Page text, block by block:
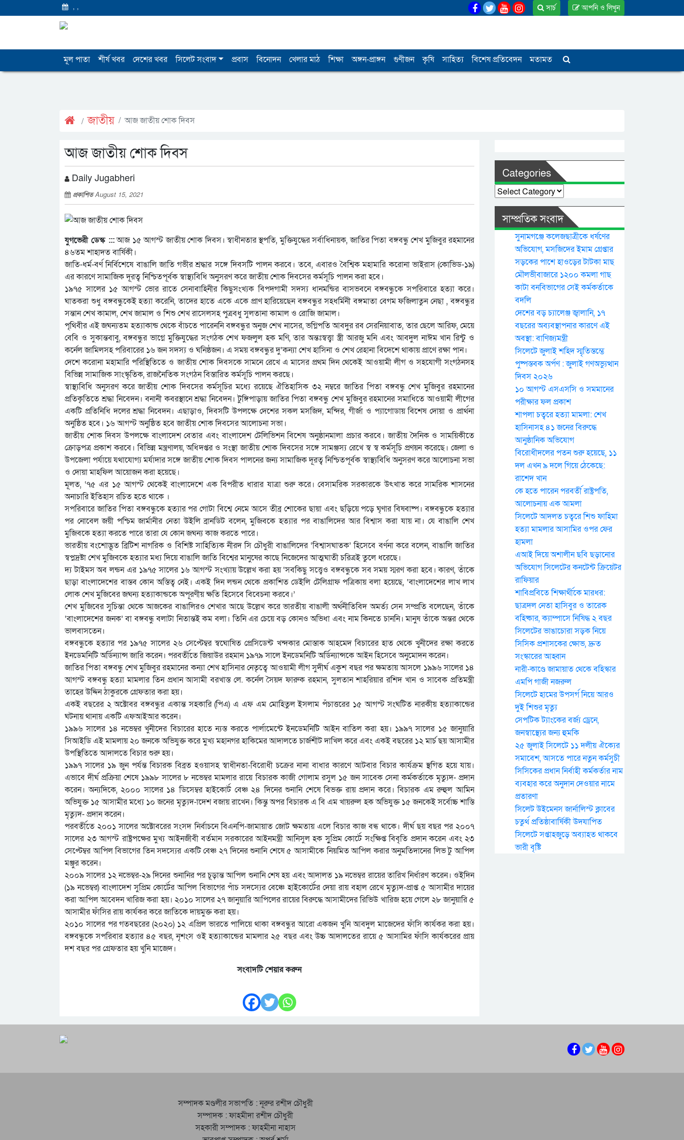
, , আপনি ও লিখুন
সার্চ
মূল পাতা শীর্ষ খবর দেশের খবর সিলেট সংবাদ প্রবাস বিনোদন খেলার মাঠ শিক্ষা অঙ্গন-প্রাঙ্গন গুণীজন কৃষি সাহিত্য বিশেষ প্রতিবেদন মতামত
জাতীয় আজ জাতীয় শোক দিবস
আজ জাতীয় শোক দিবস
Daily Jugabheri
প্রকাশিতAugust 15, 2021
যুগভেরী ডেস্ক :::আজ ১৫ আগস্ট জাতীয় শোক দিবস। স্বাধীনতার স্থপতি, মুক্তিযুদ্ধের সর্বাধিনায়ক, জাতির পিতা বঙ্গবন্ধু শেখ মুজিবুর রহমানের
৪৬তম শাহাদত বার্ষিকী।
জাতি-ধর্ম-বর্ণ নির্বিশেষে বাঙালি জাতি গভীর শ্রদ্ধার সঙ্গে দিবসটি পালন করবে। তবে, এবারও বৈশ্বিক মহামারি করোনা ভাইরাস (কোভিড-১৯)
এর কারণে সামাজিক দূরত্ব নিশ্চিতপূর্বক স্বাস্থ্যবিধি অনুসরণ করে জাতীয় শোক দিবসের কর্মসূচি পালন করা হবে।
১৯৭৫ সালের ১৫ আগস্ট ভোর রাতে সেনাবাহিনীর কিছুসংখ্যক বিপদগামী সদস্য ধানমন্ডির বাসভবনে বঙ্গবন্ধুকে সপরিবারে হত্যা করে।
ঘাতকরা শুধু বঙ্গবন্ধুকেই হত্যা করেনি, তাদের হাতে একে একে প্রাণ হারিয়েছেন বঙ্গবন্ধুর সহধর্মিনী বঙ্গমাতা বেগম ফজিলাতুন নেছা , বঙ্গবন্ধুর
সন্তান শেখ কামাল, শেখ জামাল ও শিশু শেখ রাসেলসহ পুত্রবধু সুলতানা কামাল ও রোজি জামাল।
পৃথিবীর এই জঘন্যতম হত্যাকান্ড থেকে বাঁচতে পারেননি বঙ্গবন্ধুর অনুজ শেখ নাসের, ভগ্নিপতি আবদুর রব সেরনিয়াবাত, তার ছেলে আরিফ, মেয়ে
বেবি ও সুকান্তবাবু, বঙ্গবন্ধুর ভাগ্নে মুক্তিযুদ্ধের সংগঠক শেখ ফজলুল হক মণি, তার অন্তঃস্বত্ত্বা স্ত্রী আরজু মনি এবং আবদুল নাঈম খান রিন্টু ও
কর্নেল জামিলসহ পরিবারের ১৬ জন সদস্য ও ঘনিষ্ঠজন। এ সময় বঙ্গবন্ধুর দু’কন্যা শেখ হাসিনা ও শেখ রেহানা বিদেশে থাকায় প্রাণে রক্ষা পান।
দেশে করোনা মহামারি পরিস্থিতিতে ও জাতীয় শোক দিবসকে সামনে রেখে এ মাসের প্রথম দিন থেকেই আওয়ামী লীগ ও সহযোগী সংগঠনসহ
বিভিন্ন সামাজিক সাংস্কৃতিক, রাজনৈতিক সংগঠন বিস্তারিত কর্মসূচি পালন করছে।
স্বাস্থ্যবিধি অনুসরণ করে জাতীয় শোক দিবসের কর্মসূচির মধ্যে রয়েছে ঐতিহাসিক ৩২ নম্বরে জাতির পিতা বঙ্গবন্ধু শেখ মুজিবুর রহমানের
প্রতিকৃতিতে শ্রদ্ধা নিবেদন। বনানী কবরস্থানে শ্রদ্ধা নিবেদন। টুঙ্গিপাড়ায় জাতির পিতা বঙ্গবন্ধু শেখ মুজিবুর রহমানের সমাধিতে আওয়ামী লীগের
একটি প্রতিনিধি দলের শ্রদ্ধা নিবেদন। এছাড়াও, দিবসটি উপলক্ষে দেশের সকল মসজিদ, মন্দির, গীর্জা ও প্যাগোডায় বিশেষ দোয়া ও প্রার্থনা
অনুষ্ঠিত হবে। ১৬ আগস্ট অনুষ্ঠিত হবে জাতীয় শোক দিবসের আলোচনা সভা।
জাতীয় শোক দিবস উপলক্ষে বাংলাদেশ বেতার এবং বাংলাদেশ টেলিভিশন বিশেষ অনুষ্ঠানমালা প্রচার করবে। জাতীয় দৈনিক ও সাময়িকীতে
ক্রোড়পত্র প্রকাশ করবে। বিভিন্ন মন্ত্রণালয়, অধিদপ্তর ও সংস্থা জাতীয় শোক দিবসের সঙ্গে সামঞ্জস্য রেখে স্ব স্ব কর্মসূচি প্রণয়ন করেছে। জেলা ও
উপজেলা পর্যায়ে যথাযোগ্য মর্যাদার সঙ্গে জাতীয় শোক দিবস পালনের জন্য সামাজিক দূরত্ব নিশ্চিতপূর্বক স্বাস্থ্যবিধি অনুসরণ করে আলোচনা সভা
ও দোয়া মাহফিল আয়োজন করা হয়েছে।
মূলত, ‘৭৫ এর ১৫ আগস্ট থেকেই বাংলাদেশে এক বিপরীত ধারার যাত্রা শুরু করে। বেসামরিক সরকারকে উৎখাত করে সামরিক শাসনের
অনাচারি ইতিহাস রচিত হতে থাকে ।
সপরিবারে জাতির পিতা বঙ্গবন্ধুকে হত্যার পর গোটা বিশ্বে নেমে আসে তীব্র শোকের ছায়া এবং ছড়িয়ে পড়ে ঘৃণার বিষবাষ্প। বঙ্গবন্ধুকে হত্যার
পর নোবেল জয়ী পশ্চিম জার্মানীর নেতা উইলি ব্রানডিট বলেন, মুজিবকে হত্যার পর বাঙালিদের আর বিশ্বাস করা যায় না। যে বাঙালি শেখ
মুজিবকে হত্যা করতে পারে তারা যে কোন জঘন্য কাজ করতে পারে।
ভারতীয় বংশোদ্ভূত ব্রিটিশ নাগরিক ও বিশিষ্ট সাহিত্যিক নীরদ সি চৌধুরী বাঙালিদের ‘বিশ্বাসঘাতক’ হিসেবে বর্ণনা করে বলেন, বাঙালি জাতির
স্বপ্নদ্রষ্টা শেখ মুজিবকে হত্যার মধ্য দিয়ে বাঙালি জাতি বিশ্বের মানুষের কাছে নিজেদের আত্মঘাতী চরিত্রই তুলে ধরেছে।
দ্য টাইমস অব লন্ডন এর ১৯৭৫ সালের ১৬ আগস্ট সংখ্যায় উল্লেখ করা হয় ‘সবকিছু সত্ত্বেও বঙ্গবন্ধুকে সব সময় স্মরণ করা হবে। কারণ, তাঁকে
ছাড়া বাংলাদেশের বাস্তব কোন অস্তিত্ব নেই। একই দিন লন্ডন থেকে প্রকাশিত ডেইলি টেলিগ্রাফ পত্রিকায় বলা হয়েছে, ‘বাংলাদেশের লাখ লাখ
লোক শেখ মুজিবের জঘন্য হত্যাকান্ডকে অপূরণীয় ক্ষতি হিসেবে বিবেচনা করবে।’
শেখ মুজিবের সুচিন্তা থেকে আজকের বাঙালিরও শেখার আছে উল্লেখ করে ভারতীয় বাঙালী অর্থনীতিবিদ অমর্ত্য সেন সম্প্রতি বলেছেন, তাঁকে
‘বাংলাদেশের জনক’ বা বঙ্গবন্ধু বলাটা নিতান্তই কম বলা। তিনি এর চেয়ে বড় কোনও অভিধা এবং নাম কিনতে চাননি। মানুষ তাঁকে অন্তর থেকে
ভালবাসতেন।
বঙ্গবন্ধুকে হত্যার পর ১৯৭৫ সালের ২৬ সেপ্টেম্বর স্বঘোষিত প্রেসিডেন্ট খন্দকার মোস্তাক আহমেদ বিচারের হাত থেকে খুনীদের রক্ষা করতে
ইনডেমনিটি অর্ডিন্যান্স জারি করেন। পরবর্তীতে জিয়াউর রহমান ১৯৭৯ সালে ইনডেমনিটি অর্ডিন্যান্সকে আইন হিসেবে অনুমোদন করেন।
জাতির পিতা বঙ্গবন্ধু শেখ মুজিবুর রহমানের কন্যা শেখ হাসিনার নেতৃত্বে আওয়ামী লীগ সুদীর্ঘ একুশ বছর পর ক্ষমতায় আসলে ১৯৯৬ সালের ১৪
আগস্ট বঙ্গবন্ধু হত্যা মামলার তিন প্রধান আসামী বরখাস্ত লে. কর্নেল সৈয়দ ফারুক রহমান, সুলতান শাহরিয়ার রশিদ খান ও সাবেক প্রতিমন্ত্রী
তাহের উদ্দিন ঠাকুরকে গ্রেফতার করা হয়।
একই বছরের ২ অক্টোবর বঙ্গবন্ধুর একান্ত সহকারি (পিএ) এ এফ এম মোহিতুল ইসলাম পঁচাত্তরের ১৫ আগস্ট সংঘটিত নারকীয় হত্যাকান্ডের
ঘটনায় থানায় একটি এফআইআর করেন।
১৯৯৬ সালের ১৪ নভেম্বর খুনীদের বিচারের হাতে ন্যস্ত করতে পার্লামেন্টে ইনডেমনিটি আইন বাতিল করা হয়। ১৯৯৭ সালের ১৫ জানুয়ারি
সিআইডি এই মামলায় ২০ জনকে অভিযুক্ত করে মুখ্য মহানগর হাকিমের আদালতে চার্জশীট দাখিল করে এবং একই বছরের ১২ মার্চ ছয় আসামীর
উপস্থিতিতে আদালতে বিচার শুরু হয়।
১৯৯৭ সালের ১৯ জুন পর্যন্ত বিচারক বিব্রত হওয়াসহ স্বাধীনতা-বিরোধী চক্রের নানা বাধার কারণে আটবার বিচার কার্যক্রম স্থগিত হয়ে যায়।
এভাবে দীর্ঘ প্রক্রিয়া শেষে ১৯৯৮ সালের ৮ নভেম্বর মামলার রায়ে বিচারক কাজী গোলাম রসুল ১৫ জন সাবেক সেনা কর্মকর্তাকে মৃত্যুদ- প্রদান
করেন। অন্যদিকে, ২০০০ সালের ১৪ ডিসেম্বর হাইকোর্ট বেঞ্চ ২৪ দিনের শুনানি শেষে বিভক্ত রায় প্রদান করে। বিচারক এম রুহুল আমিন
অভিযুক্ত ১৫ আসামীর মধ্যে ১০ জনের মৃত্যুদ-াদেশ বজায় রাখেন। কিন্তু অপর বিচারক এ বি এম খায়রুল হক অভিযুক্ত ১৫ জনকেই সর্বোচ্চ শাস্তি
মৃত্যুদ- প্রদান করেন।
পরবর্তীতে ২০০১ সালের অক্টোবরের সংসদ নির্বাচনে বিএনপি-জামায়াত জোট ক্ষমতায় এলে বিচার কাজ বন্ধ থাকে। দীর্ঘ ছয় বছর পর ২০০৭
সালের ২৩ আগস্ট রাষ্ট্রপক্ষের মুখ্য আইনজীবী বর্তমান সরকারের আইনমন্ত্রী আনিসুল হক সুুপ্রিম কোর্টে সংক্ষিপ্ত বিবৃতি প্রদান করেন এবং ২৩
সেপ্টেম্বর আপিল বিভাগের তিন সদস্যের একটি বেঞ্চ ২৭ দিনের শুনানি শেষে ৫ আসামীকে নিয়মিত আপিল করার অনুমতিদানের লিভ টু আপিল
মঞ্জুর করেন।
২০০৯ সালের ১২ নভেম্বর-২৯ দিনের শুনানির পর চূড়ান্ত আপিল শুনানি শেষ হয় এবং আদালত ১৯ নভেম্বর রায়ের তারিখ নির্ধারণ করেন। ওইদিন
(১৯ নভেম্বর) বাংলাদেশ সুপ্রিম কোর্টের আপিল বিভাগের পাঁচ সদস্যের বেঞ্চে হাইকোর্টের দেয়া রায় বহাল রেখে মৃত্যুদ-প্রাপ্ত ৫ আসামীর দায়ের
করা আপিল আবেদন খারিজ করা হয়। ২০১০ সালের ২৭ জানুয়ারি আপিলের রায়ের বিরুদ্ধে আসামীদের রিভিউ খারিজ হয়ে গেলে ২৮ জানুয়ারি ৫
আসামীর ফাঁসির রায় কার্যকর করে জাতিকে দায়মুক্ত করা হয়।
২০১০ সালের পর গতবছরের (২০২০) ১২ এপ্রিল ভারতে পালিয়ে থাকা বঙ্গবন্ধুর আরো একজন খুনি আবদুল মাজেদের ফাঁসি কার্যকর করা হয়।
বঙ্গবন্ধুকে সপরিবার হত্যার ৪৫ বছর, নৃশংস ওই হত্যাকান্ডের মামলার ২৫ বছর এবং উচ্চ আদালতের রায়ে ৫ আসামির ফাঁসি কার্যকরের প্রায়
দশ বছর পর গ্রেফতার হয় খুনি মাজেদ।
সংবাদটি শেয়ার করুন
Categories
Categories
সাম্প্রতিক সংবাদ
সুনামগঞ্জে কলেজছাত্রীকে ধর্ষণের
অভিযোগ, মসজিদের ইমাম গ্রেপ্তার
সড়কের পাশে হাওড়ের টাটকা মাছ
মৌলভীবাজারে ১২০০ কমলা গাছ
কাটা বনবিভাগের সেই কর্মকর্তাকে
বদলি
দেশের বড় চ্যালেঞ্জ জ্বালানি, ১৭
বছরের অব্যবস্থাপনার কারণে এই
অবস্থা: বাণিজ্যমন্ত্রী
সিলেটে জুলাই শহিদ স্মৃতিস্তম্ভে
পুষ্পস্তবক অর্পণ : জুলাই গণঅভ্যুত্থান
দিবস ২০২৬
১০ আগস্ট এসএসসি ও সমমানের
পরীক্ষার ফল প্রকাশ
শাপলা চত্বরে হত্যা মামলা: শেখ
হাসিনাসহ ৪১ জনের বিরুদ্ধে
আনুষ্ঠানিক অভিযোগ
বিরোধীদলের পতন শুরু হয়েছে, ১১
দল এখন ৯ দলে গিয়ে ঠেকেছে:
রাশেদ খান
কে হতে পারেন পরবর্তী রাষ্ট্রপতি,
আলোচনায় এক আমলা
সিলেটে আদলত চত্বরে শিশু ফাহিমা
হত্যা মামলার আসামির ওপর ফের
হামলা
এআই দিয়ে অশালীন ছবি ছড়ানোর
অভিযোগ সিলেটের কনটেন্ট ক্রিয়েটর
রাফিয়ার
শাবিপ্রবিতে শিক্ষার্থীকে মারধর:
ছাত্রদল নেতা হাসিবুর ও তারেক
বহিষ্কার, ক্যাম্পাসে নিষিদ্ধ ২ বছর
সিলেটের ভাঙাচোরা সড়ক নিয়ে
সিসিক প্রশাসকের ক্ষোভ, দ্রুত
সংস্কারের আহ্বান
নারী-কাণ্ডে জামায়াত থেকে বহিস্কার
এমপি গাজী নজরুল
সিলেটে হামের উপসর্গ নিয়ে আরও
দুই শিশুর মৃত্যু
সেপটিক ট্যাংকের বর্জ্য ড্রেনে,
জনস্বাস্থ্যের জন্য হুমকি
২৫ জুলাই সিলেটে ১১ দলীয় ঐক্যের
সমাবেশ, আসতে পারে নতুন কর্মসুচী
সিসিকের প্রধান নির্বাহী কর্মকর্তার নাম
ব্যবহার করে অনুদান দেওয়ার নামে
প্রতারণা
সিলেট উইমেনস জার্নালিস্ট ক্লাবের
চতুর্থ প্রতিষ্ঠাবার্ষিকী উদযাপিত
সিলেটে সপ্তাহজুড়ে অব্যাহত থাকবে
ভারী বৃষ্টি
সম্পাদক মণ্ডলীর সভাপতি : নূরুর রশীদ চৌধুরী
সম্পাদক : ফাহমীদা রশীদ চৌধুরী
সহকারী সম্পাদক : ফাহমীনা নাহাস